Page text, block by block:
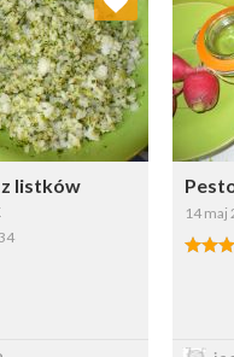
z listków
Wybierz listę:
14 maj